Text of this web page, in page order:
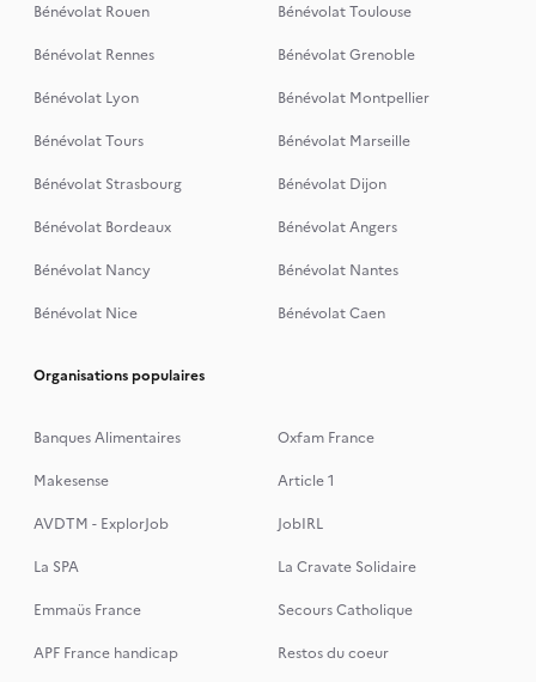
Bénévolat Rouen
Bénévolat Toulouse
Bénévolat Rennes
Bénévolat Grenoble
Bénévolat Lyon
Bénévolat Montpellier
Bénévolat Tours
Bénévolat Marseille
Bénévolat Strasbourg
Bénévolat Dijon
Bénévolat Bordeaux
Bénévolat Angers
Bénévolat Nancy
Bénévolat Nantes
Bénévolat Nice
Bénévolat Caen
Organisations populaires
Banques Alimentaires
Oxfam France
Makesense
Article 1
AVDTM - ExplorJob
JobIRL
La SPA
La Cravate Solidaire
Emmaüs France
Secours Catholique
APF France handicap
Restos du coeur